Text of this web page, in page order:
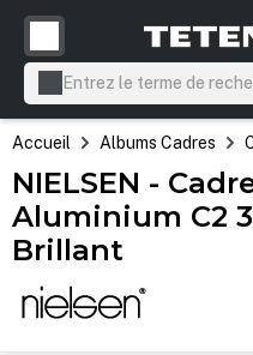
principal
Accueil Albums Cadres
NIELSEN -
Aluminium C2
Brillant